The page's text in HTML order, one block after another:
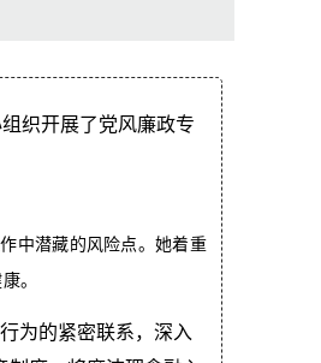
织开展了党风廉政专
中潜藏的风险点。她着重
。
为的紧密联系，深入